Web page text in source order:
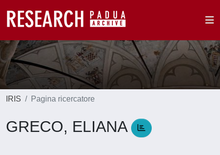
IRIS Pagina ricercatore
GRECO, ELIANA